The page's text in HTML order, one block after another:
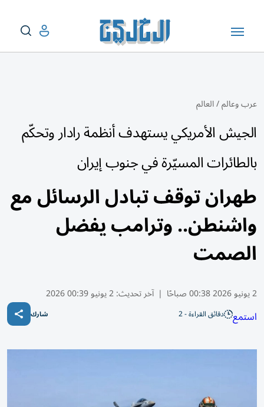
عرب وعالم/العالم
الجيش الأمريكي يستهدف أنظمة رادار وتحكّم
بالطائرات المسيّرة في جنوب إيران
طهران توقف تبادل الرسائل مع
واشنطن.. وترامب يفضل
الصمت
2 يونيو 2026 00:38 صباحًا | آخر تحديث:2 يونيو 00:39 2026
استمع دقائق القراءة - 2 شارك